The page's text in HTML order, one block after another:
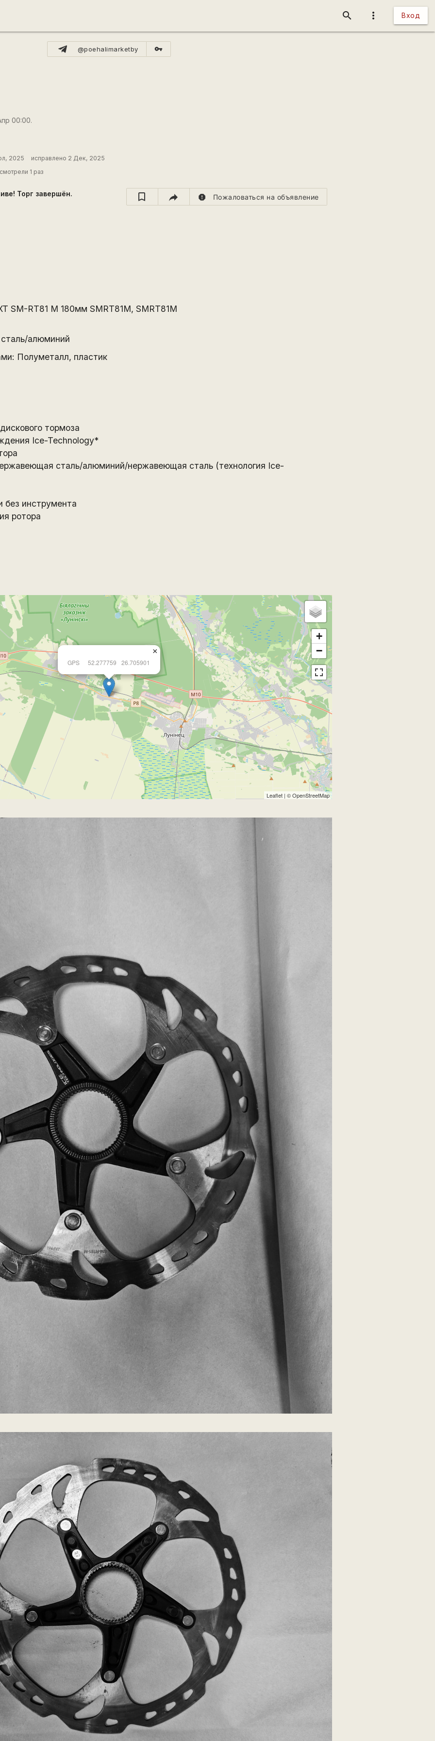
more_vert Вход
search
@poehalimarketby vpn_key
00:00.
2025
исправлено 2 Дек, 2025
1 раз
Торг завершён. report Пожаловаться на объявление
SM-RT81 M 180мм SMRT81M, SMRT81M
алюминий
Полуметалл, пластик
тормоза
Ice-Technology*
сталь/алюминий/нержавеющая сталь (технология Ice-
без инструмента
ротора
GPS 52.277759 26.705901
×
+
−
Leaflet | ©OpenStreetMap